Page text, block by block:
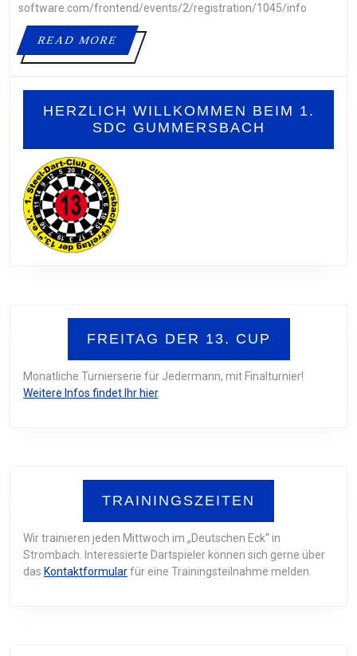
software.com/frontend/events/2/registration/1045/info
READ MOREREAD
MORE
HERZLICH WILLKOMMEN BEIM 1.
SDC GUMMERSBACH
FREITAG DER 13. CUP
Monatliche Turnierserie für Jedermann, mit Finalturnier!
Weitere Infos findet Ihr hier.
TRAININGSZEITEN
Wir trainieren jeden Mittwoch im „Deutschen Eck“ in
Strombach. Interessierte Dartspieler können sich gerne über
das Kontaktformularfür eine Trainingsteilnahme melden.